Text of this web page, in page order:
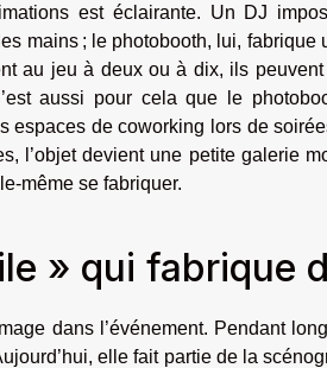
est éclairante. Un DJ
mains ; le photobooth, lui,
au jeu à deux ou à dix, ils
aussi pour cela que le
espaces de coworking lors de
l’objet devient une petite galerie
même se fabriquer.
» qui fabrique
dans l’événement. Pendant
elle fait partie de la